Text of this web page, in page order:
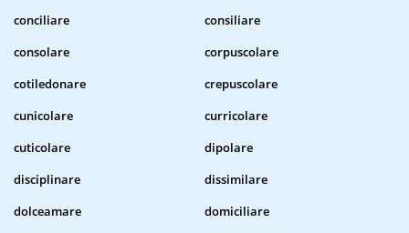
conciliare
consiliare
consolare
corpuscolare
cotiledonare
crepuscolare
cunicolare
curricolare
cuticolare
dipolare
disciplinare
dissimilare
dolceamare
domiciliare